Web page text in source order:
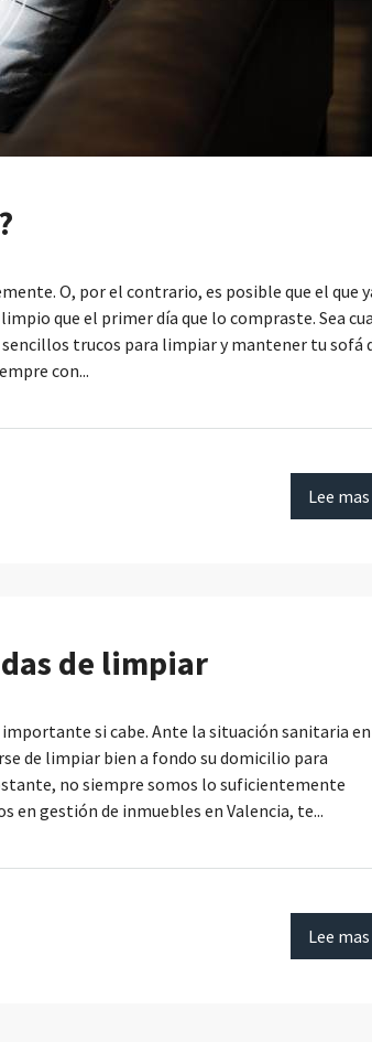
O, por el contrario, es posible que el que
que el primer día que lo compraste. Sea
trucos para limpiar y mantener tu sofá
con...
Lee mas
de limpiar
si cabe. Ante la situación sanitaria en
de limpiar bien a fondo su domicilio para
no siempre somos lo suficientemente
en gestión de inmuebles en Valencia, te...
Lee mas